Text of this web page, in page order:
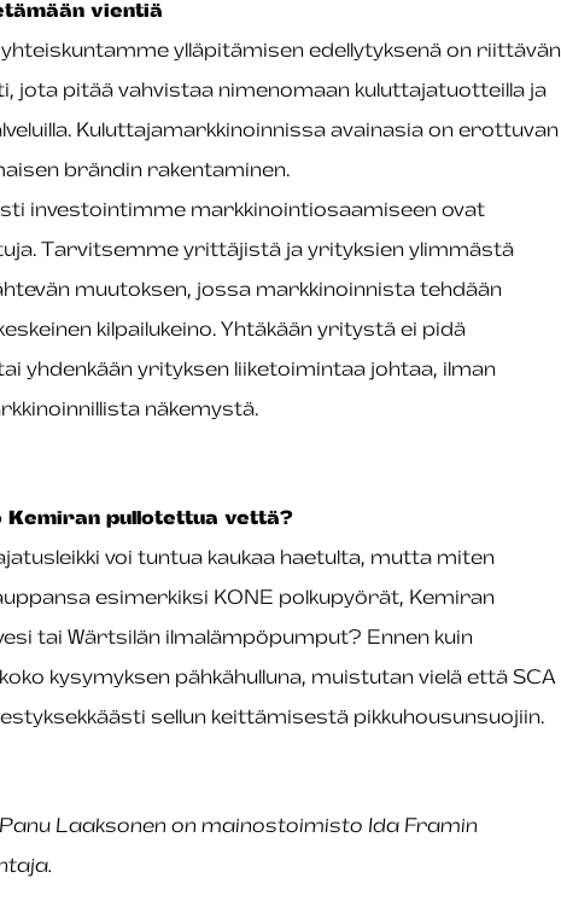
vientiä
ylläpitämisen edellytyksenä on riittävän
jota pitää vahvistaa nimenomaan kuluttajatuotteilla ja
Kuluttajamarkkinoinnissa avainasia on erottuvan
brändin rakentaminen.
investointimme markkinointiosaamiseen ovat
Tarvitsemme yrittäjistä ja yrityksien ylimmästä
muutoksen, jossa markkinoinnista tehdään
kilpailukeino. Yhtäkään yritystä ei pidä
yhdenkään yrityksen liiketoimintaa johtaa, ilman
näkemystä.
Kemiran pullotettua vettä?
voi tuntua kaukaa haetulta, mutta miten
esimerkiksi KONE polkupyörät, Kemiran
tai Wärtsilän ilmalämpöpumput? Ennen kuin
kysymyksen pähkähulluna, muistutan vielä että SCA
sellun keittämisestä pikkuhousunsuojiin.
Laaksonen on mainostoimisto Ida Framin